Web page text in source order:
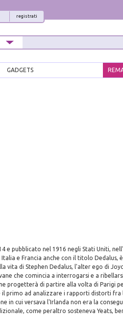
registrati
GADGETS
e pubblicato nel 1916 negli Stati Uniti,
e Francia anche con il titolo Dedalus,
vita di Stephen Dedalus, l'alter ego di
che comincia a interrogarsi e a
progetterà di partire alla volta di Parigi
primo ad analizzare i rapporti distorti fra
in cui versava l'Irlanda non era la
come peraltro sosteneva Yeats,